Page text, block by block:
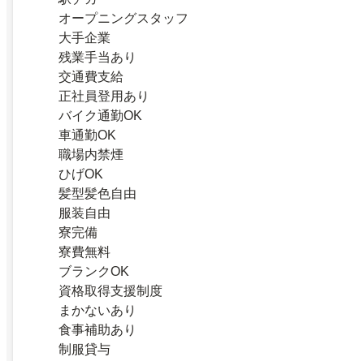
オープニングスタッフ
大手企業
残業手当あり
交通費支給
正社員登用あり
バイク通勤OK
車通勤OK
職場内禁煙
ひげOK
髪型髪色自由
服装自由
寮完備
寮費無料
ブランクOK
資格取得支援制度
まかないあり
食事補助あり
制服貸与